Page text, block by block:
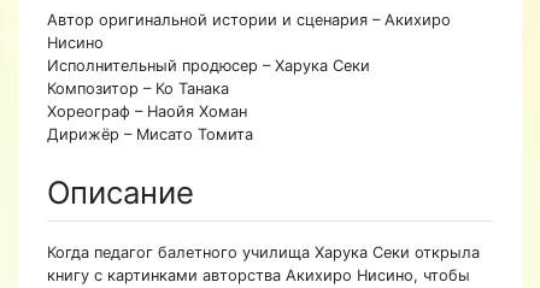
Автор оригинальной истории и сценария – Акихиро
Нисино
Исполнительный продюсер – Харука Секи
Композитор – Ко Танака
Хореограф – Наойя Хоман
Дирижёр – Мисато Томита
Описание
Когда педагог балетного училища Харука Секи открыла
книгу с картинками авторства Акихиро Нисино, чтобы